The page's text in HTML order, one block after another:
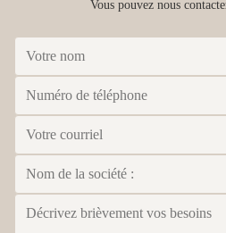
Vous pouvez nous